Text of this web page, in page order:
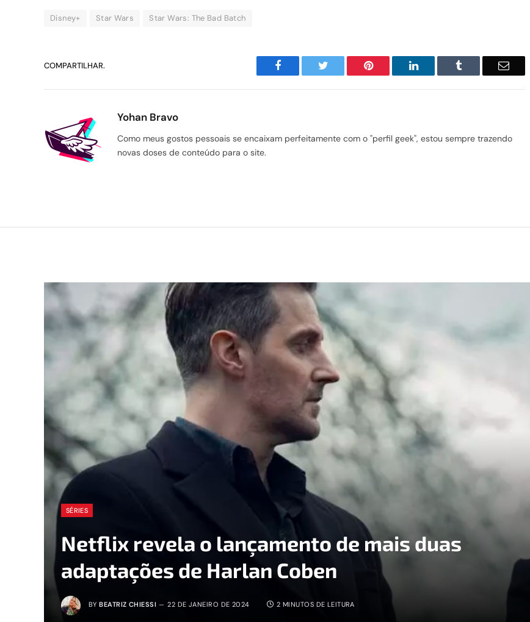
Disney+ Star Wars Star Wars: The Bad Batch
COMPARTILHAR. Facebook Twitter Pinterest LinkedIn Tumblr Email
Yohan Bravo
Como meus gostos pessoais se encaixam perfeitamente com o "perfil geek", estou sempre trazendo
novas doses de conteúdo para o site.
SÉRIES
Netflix revela o lançamento de mais duas
adaptações de Harlan Coben
BY BEATRIZ CHIESSI 22 DE JANEIRO DE 2024 2 MINUTOS DE LEITURA